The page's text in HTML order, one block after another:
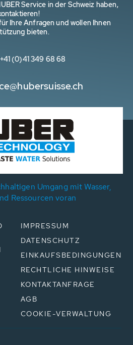
Service in der Schweiz haben,
Ihre Anfragen und wollen Ihnen
bieten.
+41 (0)41 349 68 68
Umgang mit Wasser,
Ressourcen voran
IMPRESSUM
DATENSCHUTZ
EINKAUFSBEDINGUNGEN
RECHTLICHE HINWEISE
KONTAKTANFRAGE
AGB
COOKIE-VERWALTUNG